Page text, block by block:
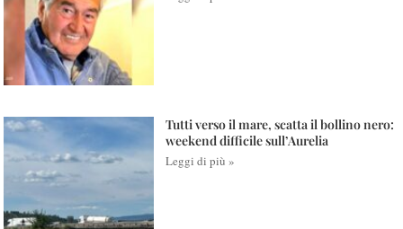
Tutti verso il mare, scatta il bollino nero:
weekend difficile sull’Aurelia
Leggi di più »